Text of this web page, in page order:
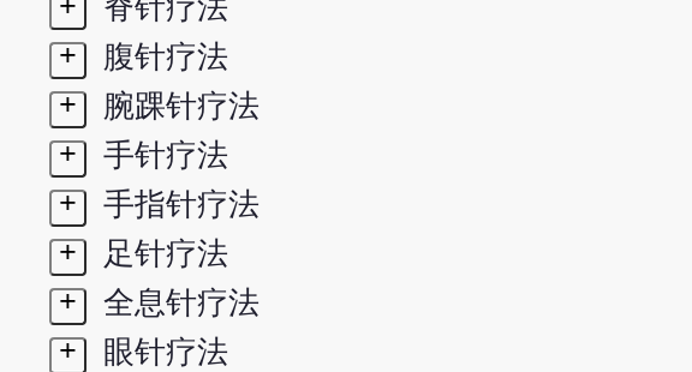
脊针疗法
+
腹针疗法
+
腕踝针疗法
+
手针疗法
+
手指针疗法
+
足针疗法
+
全息针疗法
+
眼针疗法